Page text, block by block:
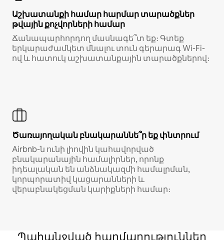
Աշխատանքի համար հարմար տարածքներ
թվային քոչվորների համար
Ճանապարհորդող մասնագե՞տ եք։ Գտեք
երկարաժամկետ մնալու տուն գերարագ Wi-Fi-
ով և հատուկ աշխատանքային տարածքներով։
Ծառայողական բնակարաննե՞ր եք փնտրում
Airbnb-ն ունի լիովին կահավորված
բնակարանային համալիրներ, որոնք
իդեալական են անձնակազմի համալրման,
կորպորատիվ կացարանների և
վերաբնակեցման կարիքների համար։
Պահանջված հարմարություններ